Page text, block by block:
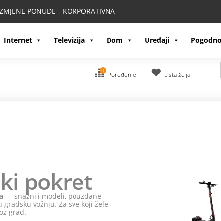
PONUDE KORPORATIVNA
Internet Televizija Dom Uređaji
0
Poređenje Lista želja
pokret
— snažniji modeli, pouzdane
vožnju. Za sve koji žele
grad.